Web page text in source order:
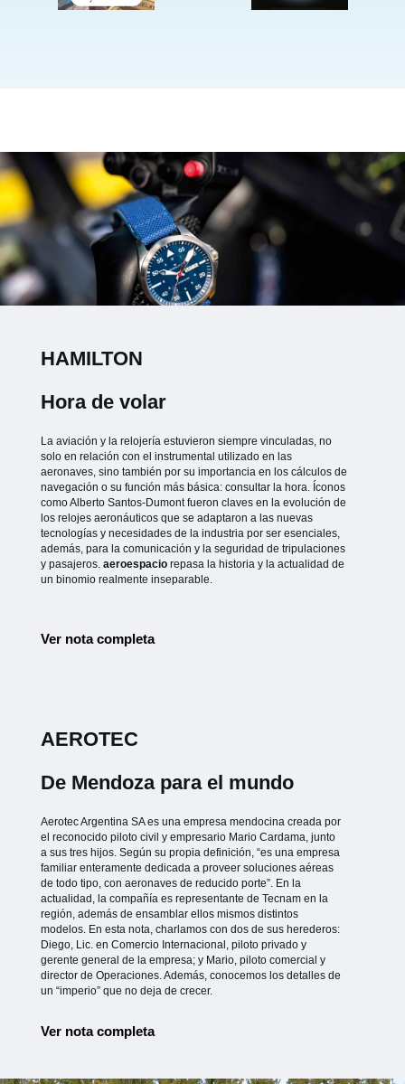
HAMILTON
Hora de volar
La aviación y la relojería estuvieron siempre vinculadas, no
solo en relación con el instrumental utilizado en las
aeronaves, sino también por su importancia en los cálculos de
navegación o su función más básica: consultar la hora. Íconos
como Alberto Santos-Dumont fueron claves en la evolución de
los relojes aeronáuticos que se adaptaron a las nuevas
tecnologías y necesidades de la industria por ser esenciales,
además, para la comunicación y la seguridad de tripulaciones
y pasajeros. aeroespacio repasa la historia y la actualidad de
un binomio realmente inseparable.
Ver nota completa
AEROTEC
De Mendoza para el mundo
Aerotec Argentina SA es una empresa mendocina creada por
el reconocido piloto civil y empresario Mario Cardama, junto
a sus tres hijos. Según su propia definición, “es una empresa
familiar enteramente dedicada a proveer soluciones aéreas
de todo tipo, con aeronaves de reducido porte”. En la
actualidad, la compañía es representante de Tecnam en la
región, además de ensamblar ellos mismos distintos
modelos. En esta nota, charlamos con dos de sus herederos:
Diego, Lic. en Comercio Internacional, piloto privado y
gerente general de la empresa; y Mario, piloto comercial y
director de Operaciones. Además, conocemos los detalles de
un “imperio” que no deja de crecer.
Ver nota completa